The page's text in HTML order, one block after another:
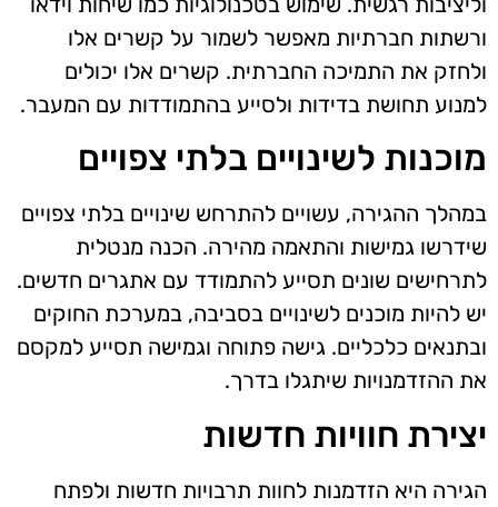
ורשתות חברתיות מאפשר לשמור על קשרים אלו
ולחזק את התמיכה החברתית. קשרים אלו יכולים
למנוע תחושת בדידות ולסייע בהתמודדות עם המעבר.
מוכנות לשינויים בלתי צפויים
במהלך ההגירה, עשויים להתרחש שינויים בלתי צפויים
שידרשו גמישות והתאמה מהירה. הכנה מנטלית
לתרחישים שונים תסייע להתמודד עם אתגרים חדשים.
יש להיות מוכנים לשינויים בסביבה, במערכת החוקים
ובתנאים כלכליים. גישה פתוחה וגמישה תסייע למקסם
את ההזדמנויות שיתגלו בדרך.
יצירת חוויות חדשות
הגירה היא הזדמנות לחוות תרבויות חדשות ולפתח